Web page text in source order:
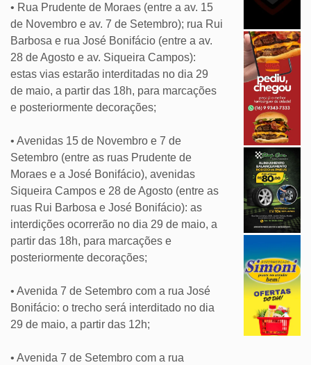
• Rua Prudente de Moraes (entre a av. 15
de Novembro e av. 7 de Setembro); rua Rui
Barbosa e rua José Bonifácio (entre a av.
28 de Agosto e av. Siqueira Campos):
estas vias estarão interditadas no dia 29
de maio, a partir das 18h, para marcações
e posteriormente decorações;
• Avenidas 15 de Novembro e 7 de
Setembro (entre as ruas Prudente de
Moraes e a José Bonifácio), avenidas
Siqueira Campos e 28 de Agosto (entre as
ruas Rui Barbosa e José Bonifácio): as
interdições ocorrerão no dia 29 de maio, a
partir das 18h, para marcações e
posteriormente decorações;
• Avenida 7 de Setembro com a rua José
Bonifácio: o trecho será interditado no dia
29 de maio, a partir das 12h;
• Avenida 7 de Setembro com a rua